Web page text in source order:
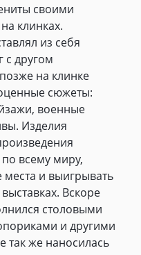
своими
клинках.
из себя
с другом
на клинке
сюжеты:
военные
Изделия
по всему миру,
и выигрывать
Вскоре
столовыми
и другими
так же наносилась